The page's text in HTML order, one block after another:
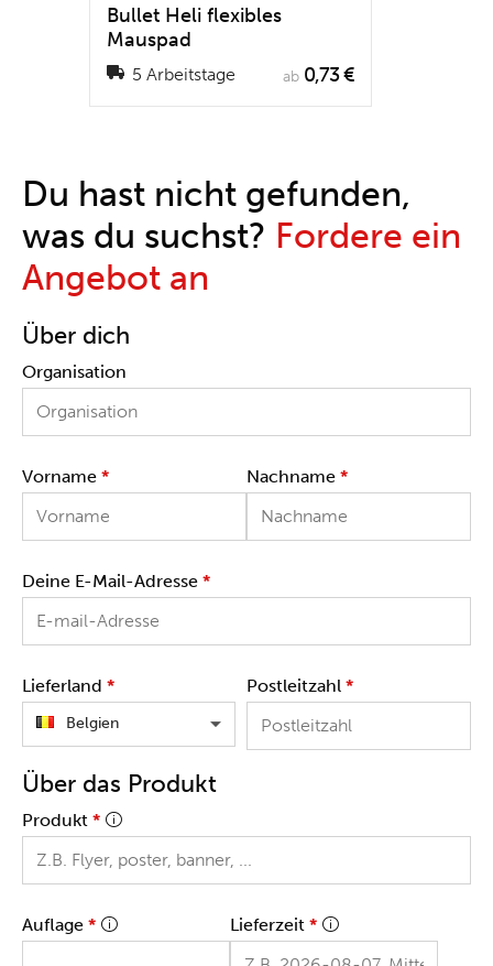
Bullet Heli flexibles
Mauspad
5 Arbeitstage ab 0,73 €
Du hast nicht gefunden,
was du suchst? Fordere ein
Angebot an
Über dich
Organisation
Vorname * Nachname *
Deine E-Mail-Adresse *
Lieferland *
Belgien
Postleitzahl *
Über das Produkt
Produkt *
Auflage * Lieferzeit *